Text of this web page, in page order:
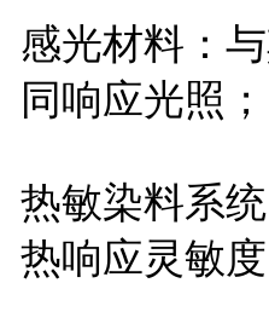
感光材料：
同响应光照；
热敏染料系
热响应灵敏度